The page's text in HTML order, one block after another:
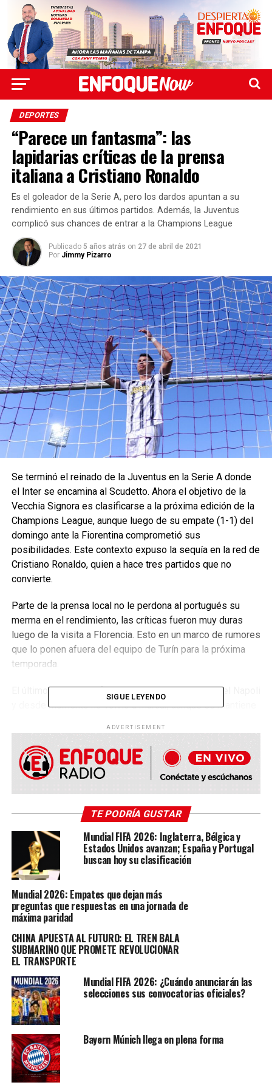
DEPORTES
“Parece un fantasma”: las
lapidarias críticas de la prensa
italiana a Cristiano Ronaldo
Es el goleador de la Serie A, pero los dardos apuntan a su
rendimiento en sus últimos partidos. Además, la Juventus
complicó sus chances de entrar a la Champions League
Publicado 5 años atrás on 27 de abril de 2021
Por Jimmy Pizarro
Se terminó el reinado de la Juventus en la Serie A donde
el Inter se encamina al Scudetto. Ahora el objetivo de la
Vecchia Signora es clasificarse a la próxima edición de la
Champions League, aunque luego de su empate (1-1) del
domingo ante la Fiorentina comprometió sus
posibilidades. Este contexto expuso la sequía en la red de
Cristiano Ronaldo, quien a hace tres partidos que no
convierte.
Parte de la prensa local no le perdona al portugués su
merma en el rendimiento, las críticas fueron muy duras
luego de la visita a Florencia. Esto en un marco de rumores
que lo ponen afuera del equipo de Turín para la próxima
temporada.
El último gol de CR7 fue el pasado 7 de abril ante el Napoli
y desde momento no volvió a marcar, aunque se mantiene
abstinencia más larga y sólo se compara cuando tuvo una
lesión en su primera temporada en el Calcio (2018/19) y
estuvo seis cotejos sin festejos.
Cristiano pareciendo un fantasma sobre el campo,
deambulando, casi desinteresado por el partido”, aseguró
el Corriere della Sera luego de la igualdad ante la Fiore.
”¿Cristiano, estás ahí?”, se pregunta también la Gazzetta
dello Sport en un artículo que analizó el partido del
lusitano en el estadio Artemio Franchi.
Otros medios especializados manifestaron su
preocupación por el bajón que mostró el portugués y las
consecuencias que pueda tener sobre su futuro. “Si no se
clasifica para la Champions, la Juventus no podrá asumir
SIGUE LEYENDO
ADVERTISEMENT
TE PODRÍA GUSTAR
Mundial FIFA 2026: Inglaterra, Bélgica y
Estados Unidos avanzan; España y Portugal
buscan hoy su clasificación
Mundial 2026: Empates que dejan más
preguntas que respuestas en una jornada de
máxima paridad
CHINA APUESTA AL FUTURO: EL TREN BALA
SUBMARINO QUE PROMETE REVOLUCIONAR
EL TRANSPORTE
Mundial FIFA 2026: ¿Cuándo anunciarán las
selecciones sus convocatorias oficiales?
Bayern Múnich llega en plena forma